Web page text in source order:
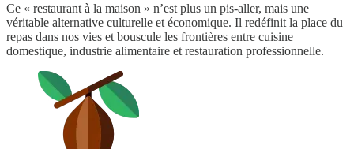
Ce « restaurant à la maison » n’est plus un pis-aller, mais une
véritable alternative culturelle et économique. Il redéfinit la place du
repas dans nos vies et bouscule les frontières entre cuisine
domestique, industrie alimentaire et restauration professionnelle.